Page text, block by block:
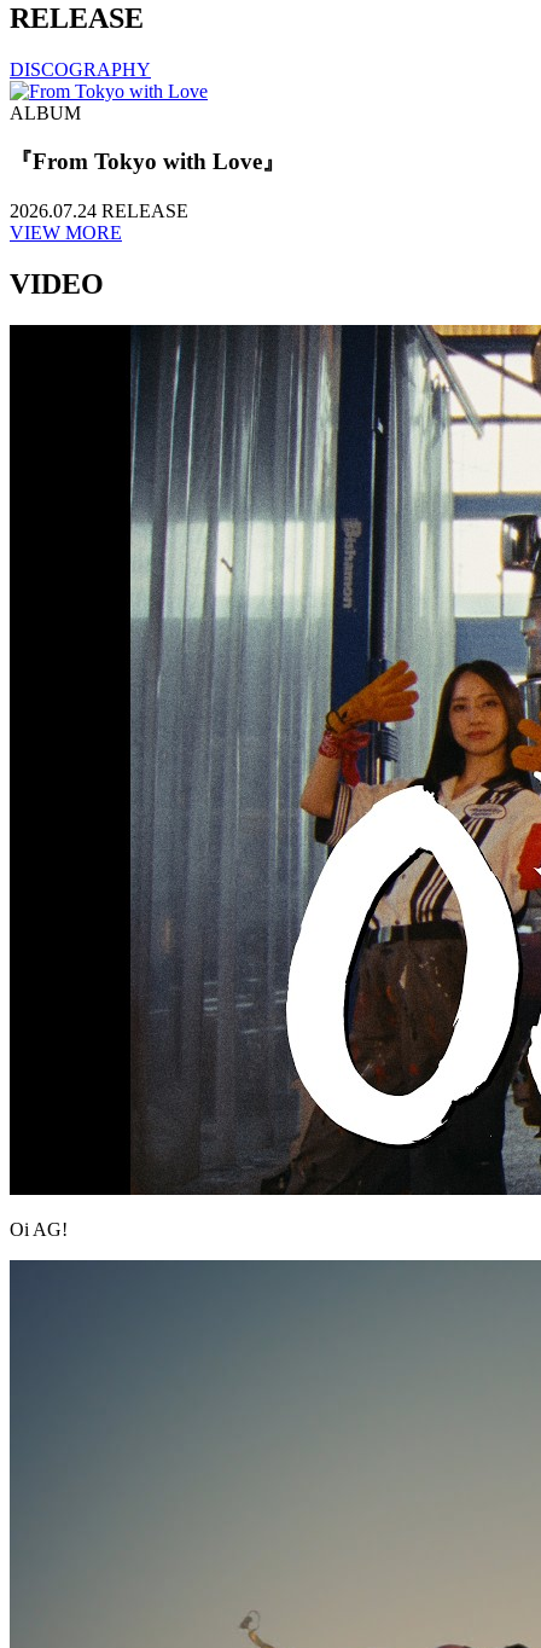
RELEASE
DISCOGRAPHY
ALBUM
『From Tokyo with Love』
2026.07.24 RELEASE
VIEW MORE
VIDEO
Oi AG!